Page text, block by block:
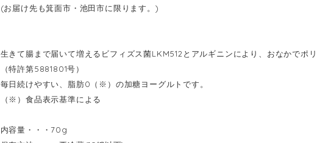
(お届け先も箕面市・池田市に限ります。)
生きて腸まで届いて増えるビフィズス菌LKM512とアルギニンにより、おなかでポ
（特許第5881801号）
毎日続けやすい、脂肪0（※）の加糖ヨーグルトです。
（※）食品表示基準による
内容量・・・70g